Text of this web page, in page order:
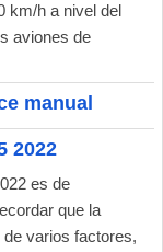
km/h a nivel del
aviones de
manual
2022
es de
que la
varios factores,